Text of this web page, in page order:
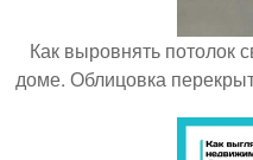
Как выровнять потолок
доме. Облицовка